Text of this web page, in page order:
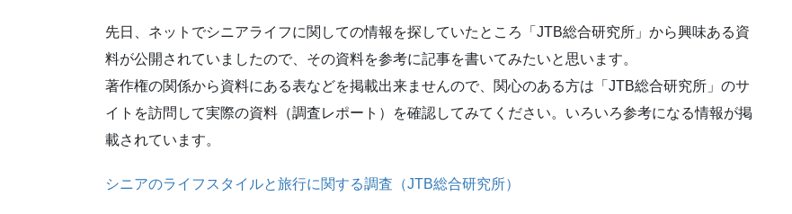
先日、ネットでシニアライフに関しての情報を探していたところ「JTB総合研究所」から興味ある資
料が公開されていましたので、その資料を参考に記事を書いてみたいと思います。
著作権の関係から資料にある表などを掲載出来ませんので、関心のある方は「JTB総合研究所」のサ
イトを訪問して実際の資料（調査レポート）を確認してみてください。いろいろ参考になる情報が掲
載されています。
シニアのライフスタイルと旅行に関する調査（JTB総合研究所）